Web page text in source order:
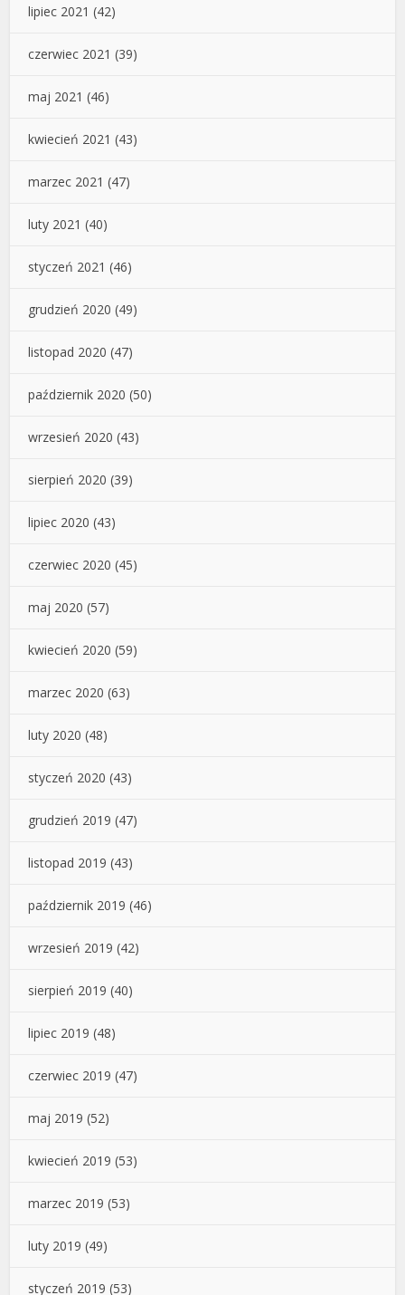
lipiec 2021 (42)
czerwiec 2021 (39)
maj 2021 (46)
kwiecień 2021 (43)
marzec 2021 (47)
luty 2021 (40)
styczeń 2021 (46)
grudzień 2020 (49)
listopad 2020 (47)
październik 2020 (50)
wrzesień 2020 (43)
sierpień 2020 (39)
lipiec 2020 (43)
czerwiec 2020 (45)
maj 2020 (57)
kwiecień 2020 (59)
marzec 2020 (63)
luty 2020 (48)
styczeń 2020 (43)
grudzień 2019 (47)
listopad 2019 (43)
październik 2019 (46)
wrzesień 2019 (42)
sierpień 2019 (40)
lipiec 2019 (48)
czerwiec 2019 (47)
maj 2019 (52)
kwiecień 2019 (53)
marzec 2019 (53)
luty 2019 (49)
styczeń 2019 (53)